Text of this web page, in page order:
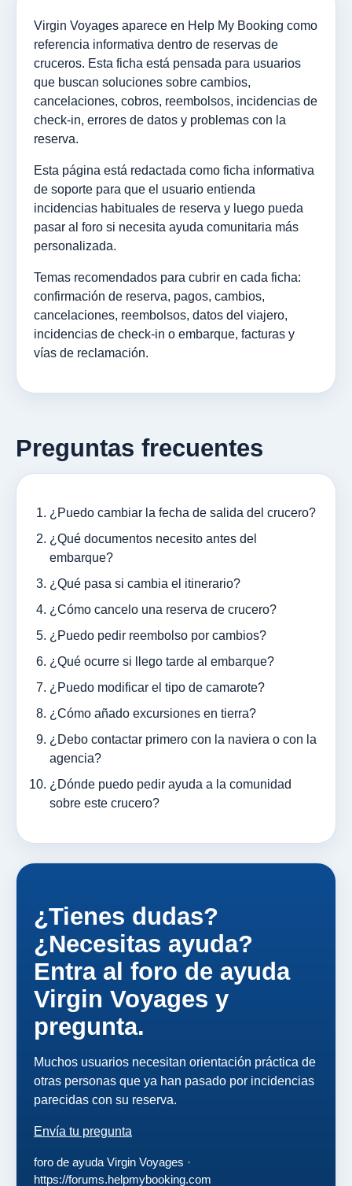
Virgin Voyages aparece en Help My Booking como
referencia informativa dentro de reservas de
cruceros. Esta ficha está pensada para usuarios
que buscan soluciones sobre cambios,
cancelaciones, cobros, reembolsos, incidencias de
check-in, errores de datos y problemas con la
reserva.
Esta página está redactada como ficha informativa
de soporte para que el usuario entienda
incidencias habituales de reserva y luego pueda
pasar al foro si necesita ayuda comunitaria más
personalizada.
Temas recomendados para cubrir en cada ficha:
confirmación de reserva, pagos, cambios,
cancelaciones, reembolsos, datos del viajero,
incidencias de check-in o embarque, facturas y
vías de reclamación.
Preguntas frecuentes
¿Puedo cambiar la fecha de salida del crucero?
¿Qué documentos necesito antes del
embarque?
¿Qué pasa si cambia el itinerario?
¿Cómo cancelo una reserva de crucero?
¿Puedo pedir reembolso por cambios?
¿Qué ocurre si llego tarde al embarque?
¿Puedo modificar el tipo de camarote?
¿Cómo añado excursiones en tierra?
¿Debo contactar primero con la naviera o con la
agencia?
¿Dónde puedo pedir ayuda a la comunidad
sobre este crucero?
¿Tienes dudas?
¿Necesitas ayuda?
Entra al foro de ayuda
Virgin Voyages y
pregunta.
Muchos usuarios necesitan orientación práctica de
otras personas que ya han pasado por incidencias
parecidas con su reserva.
Envía tu pregunta
foro de ayuda Virgin Voyages ·
https://forums.helpmybooking.com